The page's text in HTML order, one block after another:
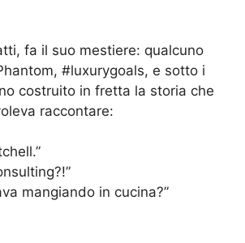
fa il suo mestiere: qualcuno
#luxurygoals, e sotto i
costruito in fretta la storia che
raccontare:
mangiando in cucina?”